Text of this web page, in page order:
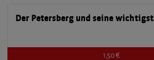
Der Petersberg und seine
1,50 €